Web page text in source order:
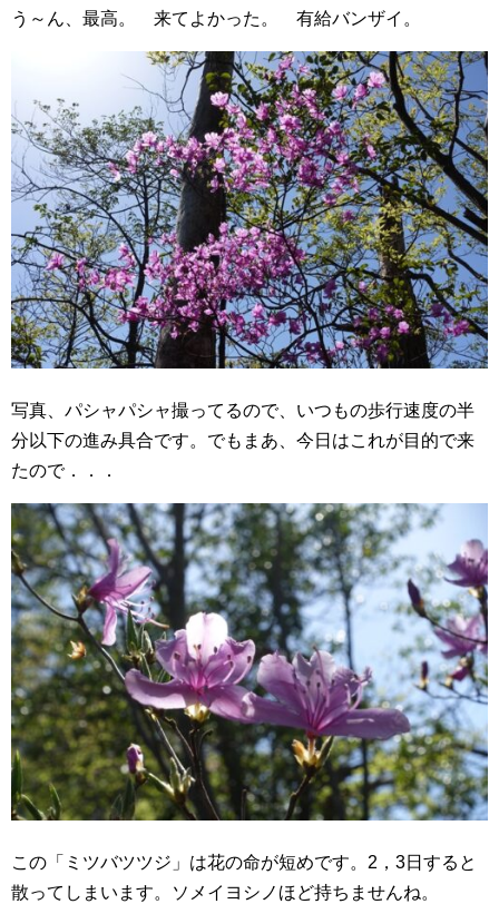
う～ん、最高。 来てよかった。 有給バンザイ。
写真、パシャパシャ撮ってるので、いつもの歩行速度の半
分以下の進み具合です。でもまあ、今日はこれが目的で来
たので．．．
この「ミツバツツジ」は花の命が短めです。2，3日すると
散ってしまいます。ソメイヨシノほど持ちませんね。